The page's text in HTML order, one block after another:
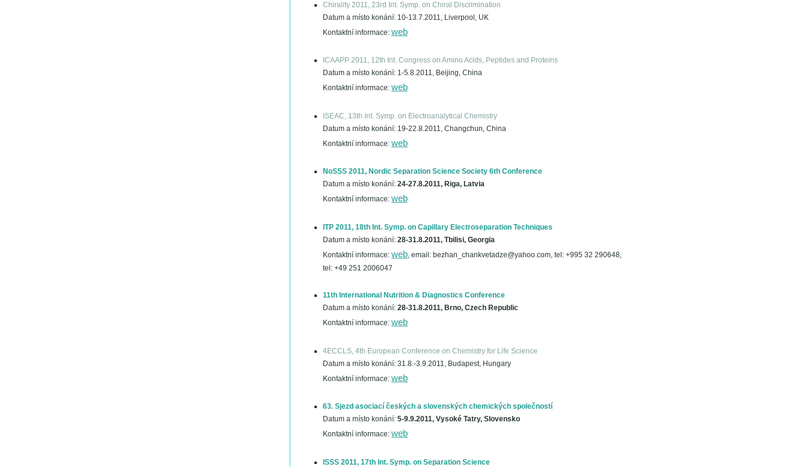
Chirality 2011, 23rd Int. Symp. on Chiral Discrimination
Datum a místo konání: 10-13.7.2011, Liverpool, UK
Kontaktní informace: web
ICAAPP 2011, 12th Int. Congress on Amino Acids, Peptides and Proteins
Datum a místo konání: 1-5.8.2011, Beijing, China
Kontaktní informace: web
ISEAC, 13th Int. Symp. on Electroanalytical Chemistry
Datum a místo konání: 19-22.8.2011, Changchun, China
Kontaktní informace: web
NoSSS 2011, Nordic Separation Science Society 6th Conference
Datum a místo konání: 24-27.8.2011, Riga, Latvia
Kontaktní informace: web
ITP 2011, 18th Int. Symp. on Capillary Electroseparation Techniques
Datum a místo konání: 28-31.8.2011, Tbilisi, Georgia
Kontaktní informace: web , email: bezhan_chankvetadze@yahoo.com, tel: +995 32 290648,
tel: +49 251 2006047
11th International Nutrition & Diagnostics Conference
Datum a místo konání: 28-31.8.2011, Brno, Czech Republic
Kontaktní informace: web
4ECCLS, 4th European Conference on Chemistry for Life Science
Datum a místo konání: 31.8.-3.9.2011, Budapest, Hungary
Kontaktní informace: web
63. Sjezd asociací českých a slovenských chemických společností
Datum a místo konání: 5-9.9.2011, Vysoké Tatry, Slovensko
Kontaktní informace: web
ISSS 2011, 17th Int. Symp. on Separation Science